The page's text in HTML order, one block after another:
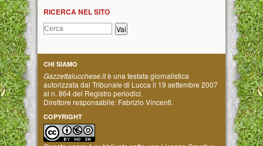
RICERCA NEL SITO
CHI SIAMO
Gazzettalucchese.itè una testata giornalistica
autorizzata dal Tribunale di Lucca il 19 settembre 2007
al n. 864 del Registro periodici.
Direttore responsabile: Fabrizio Vincenti.
COPYRIGHT